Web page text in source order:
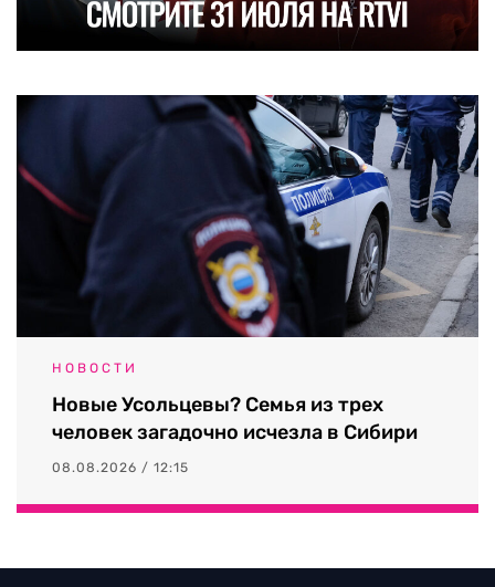
НОВОСТИ
Новые Усольцевы? Семья из трех
человек загадочно исчезла в Сибири
08.08.2026 / 12:15